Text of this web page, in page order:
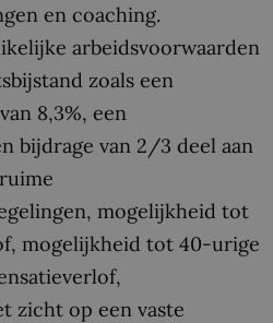
en coaching.
arbeidsvoorwaarden
zoals een
8,3%, een
bijdrage van 2/3 deel aan
mogelijkheid tot
mogelijkheid tot 40-urige
zicht op een vaste